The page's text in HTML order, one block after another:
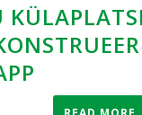
KÜLAPLATSI